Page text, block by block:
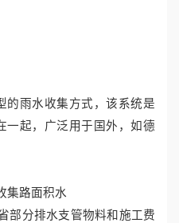
的雨水收集方式，该系统是
一起，广泛用于国外，如德
集路面积水
部分排水支管物料和施工费